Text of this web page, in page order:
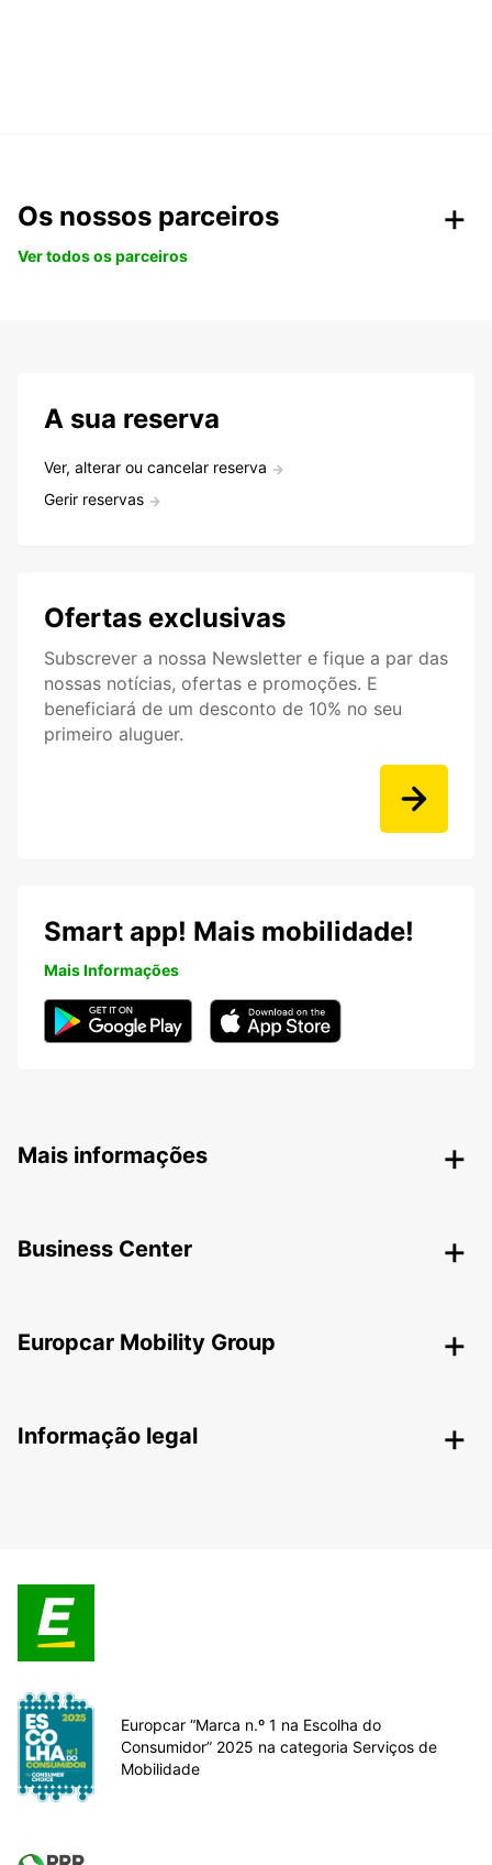
Os nossos parceiros
Ver todos os parceiros
A sua reserva
Ver, alterar ou cancelar reserva
Gerir reservas
Ofertas exclusivas
Subscrever a nossa Newsletter e fique a par das
nossas notícias, ofertas e promoções. E
beneficiará de um desconto de 10% no seu
primeiro aluguer.
Smart app! Mais mobilidade!
Mais Informações
Mais informações
Business Center
Europcar Mobility Group
Informação legal
Europcar “Marca n.º 1 na Escolha do
Consumidor” 2025 na categoria Serviços de
Mobilidade